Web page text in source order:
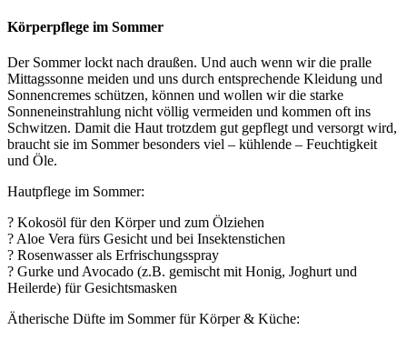
Körperpflege im Sommer
Der Sommer lockt nach draußen. Und auch wenn wir die pralle
Mittagssonne meiden und uns durch entsprechende Kleidung und
Sonnencremes schützen, können und wollen wir die starke
Sonneneinstrahlung nicht völlig vermeiden und kommen oft ins
Schwitzen. Damit die Haut trotzdem gut gepflegt und versorgt wird,
braucht sie im Sommer besonders viel – kühlende – Feuchtigkeit
und Öle.
Hautpflege im Sommer:
? Kokosöl für den Körper und zum Ölziehen
? Aloe Vera fürs Gesicht und bei Insektenstichen
? Rosenwasser als Erfrischungsspray
? Gurke und Avocado (z.B. gemischt mit Honig, Joghurt und
Heilerde) für Gesichtsmasken
Ätherische Düfte im Sommer für Körper & Küche: